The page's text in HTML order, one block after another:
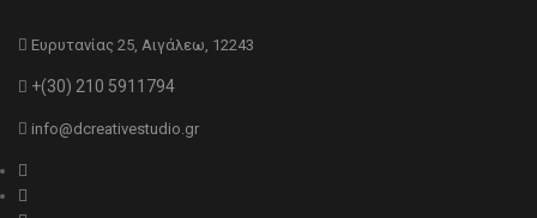
Ευρυτανίας 25, Αιγάλεω, 12243
+(30) 210 5911794
info@dcreativestudio.gr